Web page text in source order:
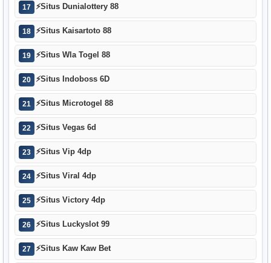
17 ⚡Situs Dunialottery 88
18 ⚡Situs Kaisartoto 88
19 ⚡Situs Wla Togel 88
20 ⚡Situs Indoboss 6D
21 ⚡Situs Microtogel 88
22 ⚡Situs Vegas 6d
23 ⚡Situs Vip 4dp
24 ⚡Situs Viral 4dp
25 ⚡Situs Victory 4dp
26 ⚡Situs Luckyslot 99
27 ⚡Situs Kaw Kaw Bet